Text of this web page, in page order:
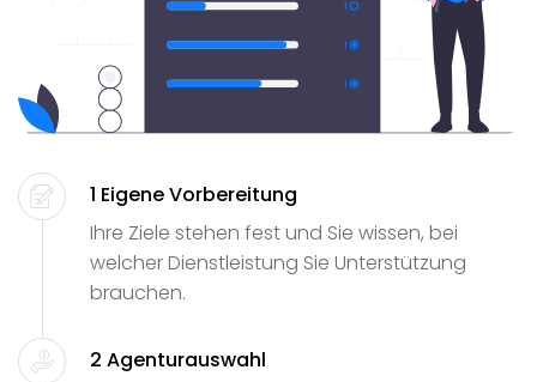
1 Eigene Vorbereitung
Ihre Ziele stehen fest und Sie wissen, bei
welcher Dienstleistung Sie Unterstützung
brauchen.
2 Agenturauswahl